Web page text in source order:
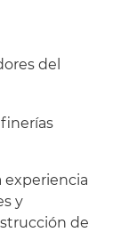
del
experiencia
y
de